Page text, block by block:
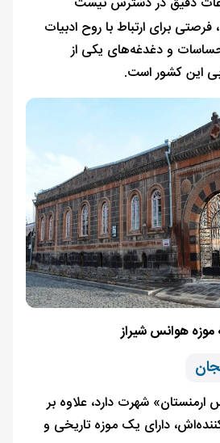
فرصتی برای ارتباط با روح ادبیات
و دغدغه‌های یکی از
این کشور است.
موزه هوانس شیراز
شهرت دارد، علاوه بر
دارای یک موزه تاریخی و